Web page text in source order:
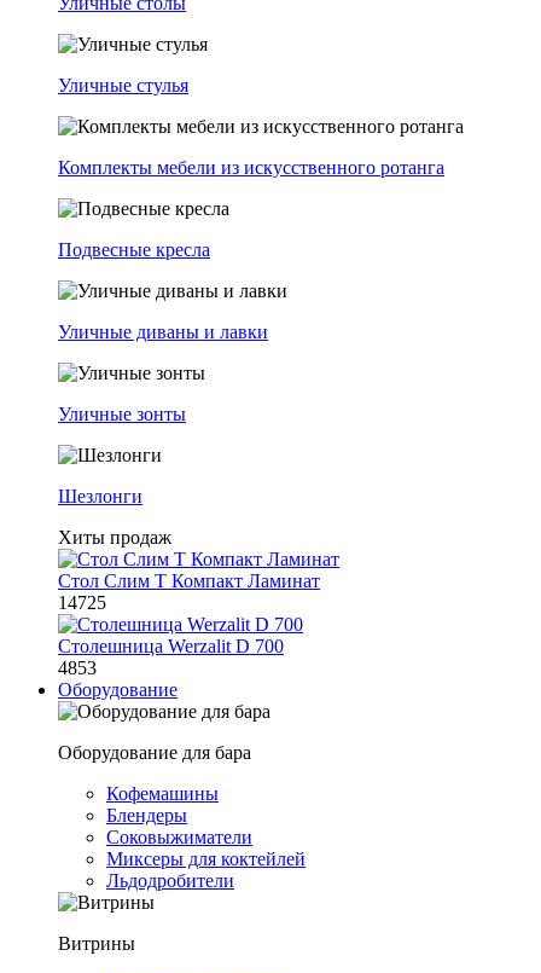
Уличные стулья
Комплекты мебели из искусственного ротанга
Подвесные кресла
Уличные диваны и лавки
Уличные зонты
Шезлонги
Хиты продаж
Стол Слим Т Компакт Ламинат
14725
Столешница Werzalit D 700
4853
Оборудование
Оборудование для бара
Кофемашины
Блендеры
Соковыжиматели
Миксеры для коктейлей
Льдодробители
Витрины